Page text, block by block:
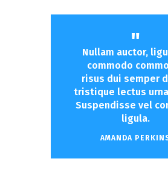
Nullam auctor,
commodo
risus dui semper
tristique lectus
Suspendisse vel
ligula.
AMANDA